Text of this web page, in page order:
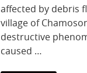
affected by debris
village of
destructive
caused …